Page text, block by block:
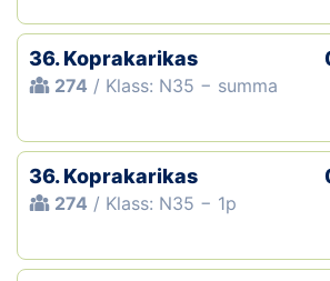
36. Koprakarikas
274 / Klass: N35 − summa
36. Koprakarikas
274 / Klass: N35 − 1p